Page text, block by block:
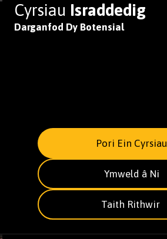
Cyrsiau Israddedig
Darganfod Dy Botensial
Pori Ein Cyrsiau
Ymweld â Ni
Taith Rithwir